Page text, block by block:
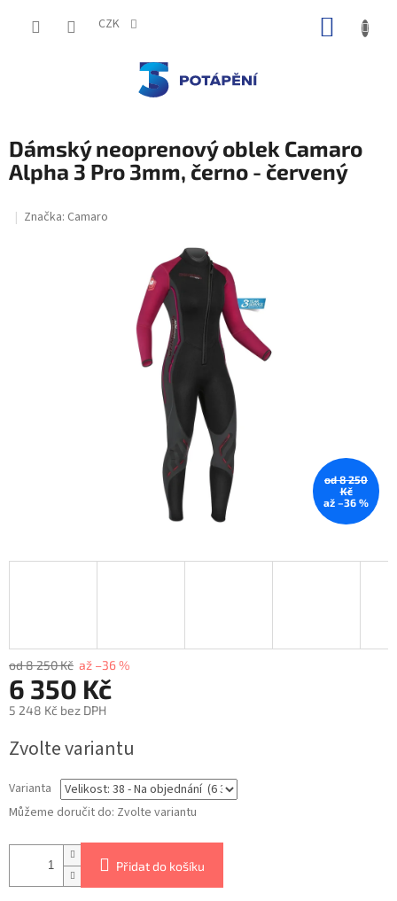
CZK
Dámský neoprenový oblek Camaro
Alpha 3 Pro 3mm, černo - červený
Značka: Camaro
od 8 250
Kč
až –36 %
od 8 250 Kč až –36 %
6 350 Kč
5 248 Kč bez DPH
Zvolte variantu
Varianta
Můžeme doručit do: Zvolte variantu
Přidat do košíku